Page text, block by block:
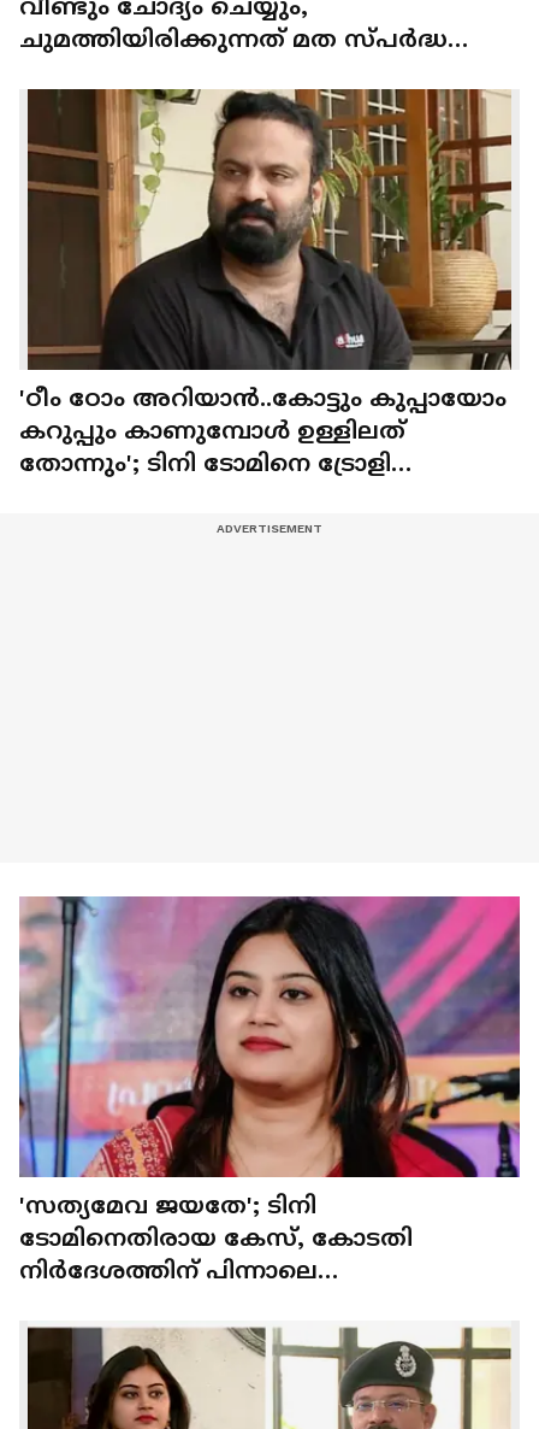
വീണ്ടും ചോ​ദ്യം ചെയ്യും,
ചുമത്തിയിരിക്കുന്നത് മത സ്പർദ്ധ
'ഠീം ഠോം അറിയാൻ..കോട്ടും കുപ്പായോം
കറുപ്പും കാണുമ്പോൾ ഉള്ളിലത്
തോന്നും'; ടിനി ടോമിനെ ട്രോളി
'സത്യമേവ ജയതേ'; ടിനി
ടോമിനെതിരായ കേസ്, കോടതി
നിര്‍ദേശത്തിന് പിന്നാലെ